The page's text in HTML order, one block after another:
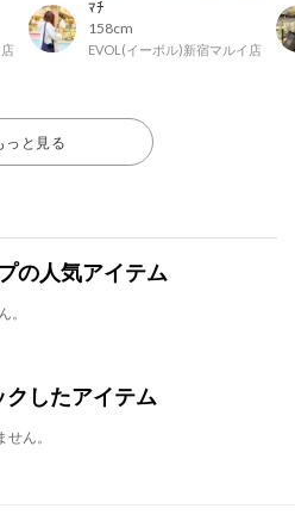
ﾏﾁ
158cm
EVOL(イーボル)新宿マルイ店
っと見る
の人気アイテム
。
したアイテム
ん。